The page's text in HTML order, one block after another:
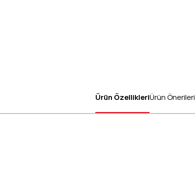
Ürün ÖzellikleriÜrün Önerileri